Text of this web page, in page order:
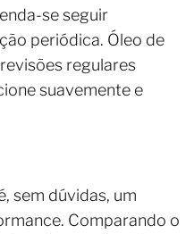
se seguir
periódica. Óleo de
regulares
suavemente e
sem dúvidas, um
Comparando o